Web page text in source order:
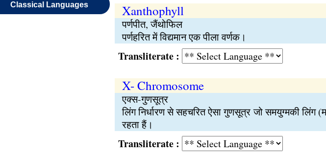
Classical Languages Xanthophyll
पर्णपीत, जैंथोफिल
पर्णहरित में विद्यमान एक पीला वर्णक।
Transliterate :
X- Chromosome
एक्स-गुणसूत्र
लिंग निर्धारण से सहचरित ऐसा गुणसूत्र जो समयुग्मकी लिंग
रहता हैं।
Transliterate :